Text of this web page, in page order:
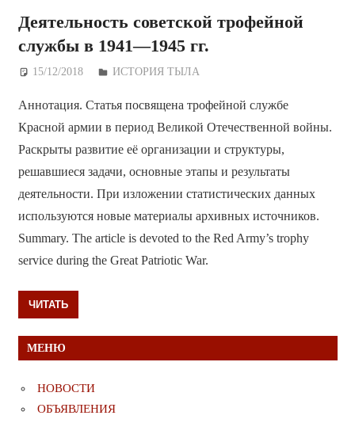
Деятельность советской трофейной
службы в 1941—1945 гг.
15/12/2018 Дежурный по Редакции
ИСТОРИЯ ТЫЛА
Аннотация. Статья посвящена трофейной службе
Красной армии в период Великой Отечественной войны.
Раскрыты развитие её организации и структуры,
решавшиеся задачи, основные этапы и результаты
деятельности. При изложении статистических данных
используются новые материалы архивных источников.
Summary. The article is devoted to the Red Army’s trophy
service during the Great Patriotic War.
ЧИТАТЬ
МЕНЮ
НОВОСТИ
ОБЪЯВЛЕНИЯ